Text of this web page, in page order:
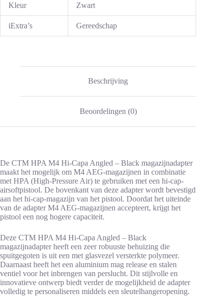
Kleur Zwart
iExtra’s Gereedschap
Beschrijving
Beoordelingen (0)
De CTM HPA M4 Hi-Capa Angled – Black magazijnadapter
maakt het mogelijk om M4 AEG-magazijnen in combinatie
met HPA (High-Pressure Air) te gebruiken met een hi-cap-
airsoftpistool. De bovenkant van deze adapter wordt bevestigd
aan het hi-cap-magazijn van het pistool. Doordat het uiteinde
van de adapter M4 AEG-magazijnen accepteert, krijgt het
pistool een nog hogere capaciteit.
Deze CTM HPA M4 Hi-Capa Angled – Black
magazijnadapter heeft een zeer robuuste behuizing die
spuitgegoten is uit een met glasvezel versterkte polymeer.
Daarnaast heeft het een aluminium mag release en stalen
ventiel voor het inbrengen van perslucht. Dit stijlvolle en
innovatieve ontwerp biedt verder de mogelijkheid de adapter
volledig te personaliseren middels een sleutelhangeropening.